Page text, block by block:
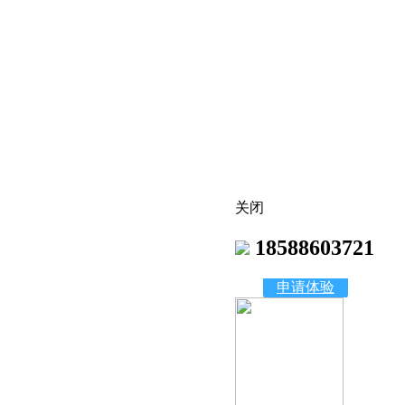
关闭
18588603721
申请体验